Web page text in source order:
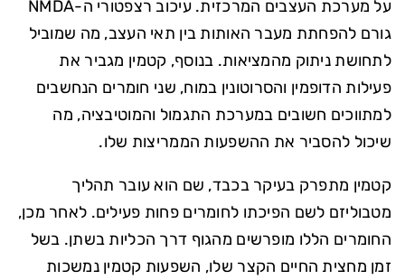
על מערכת העצבים המרכזית. עיכוב רצפטורי ה-NMDA
גורם להפחתת מעבר האותות בין תאי העצב, מה שמוביל
לתחושת ניתוק מהמציאות. בנוסף, קטמין מגביר את
פעילות הדופמין והסרוטונין במוח, שני חומרים הנחשבים
למתווכים חשובים במערכת התגמול והמוטיבציה, מה
שיכול להסביר את ההשפעות הממריצות שלו.
קטמין מתפרק בעיקר בכבד, שם הוא עובר תהליך
מטבוליזם לשם הפיכתו לחומרים פחות פעילים. לאחר מכן,
החומרים הללו מופרשים מהגוף דרך הכליות בשתן. בשל
זמן מחצית החיים הקצר שלו, השפעות קטמין נמשכות